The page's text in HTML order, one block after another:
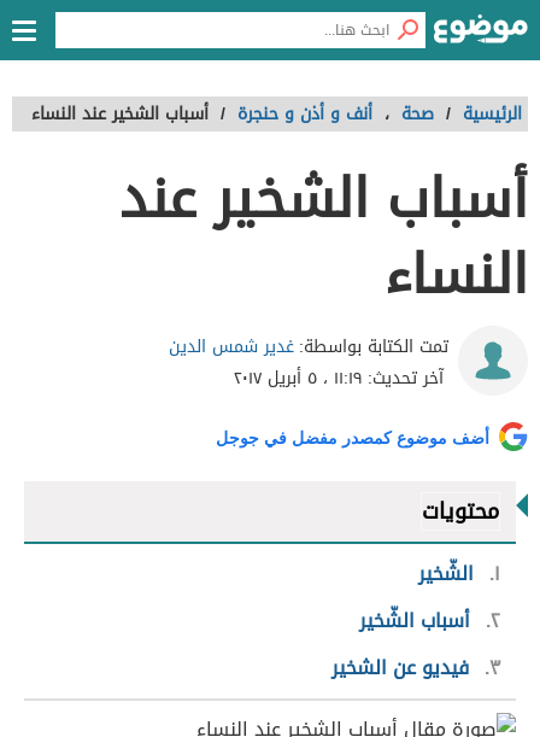
الرئيسية / صحة ، أنف و أذن و حنجرة / أسباب الشخير عند النساء
أسباب الشخير عند
النساء
تمت الكتابة بواسطة:غدير شمس الدين
آخر تحديث: ١١:١٩ ، ٥ أبريل ٢٠١٧
أضف موضوع كمصدر مفضل في جوجل
محتويات
١
الشّخير
٢ أسباب الشّخير
٣ فيديو عن الشخير